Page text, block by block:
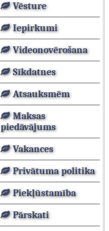
Vēsture
Iepirkumi
Videonovērošana
Sīkdatnes
Atsauksmēm
Maksas
piedāvājums
Vakances
Privātuma politika
Piekļūstamība
Pārskati